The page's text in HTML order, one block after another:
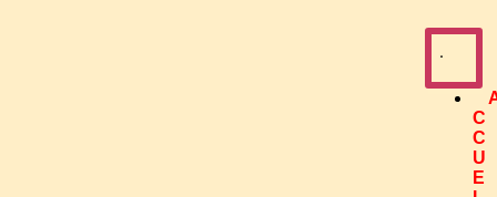
C
C
U
E